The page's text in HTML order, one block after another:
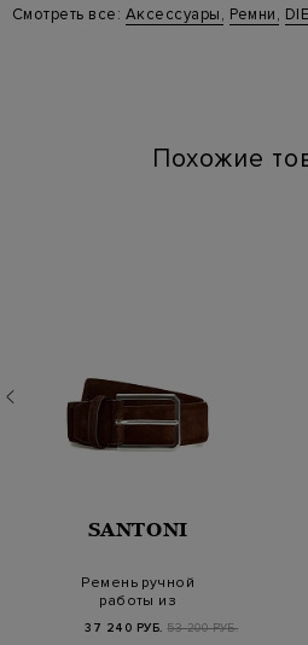
Материал: кожа 100%
Стиль: Классическая ширина
Смотреть все: Аксессуары, Ремни,
Похожие
SANTONI
Ремень ручной
работы из
37 240 РУБ. 53 200 РУБ.